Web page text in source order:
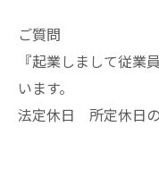
ご質問
『起業しまして従業
います。
法定休日 所定休日の